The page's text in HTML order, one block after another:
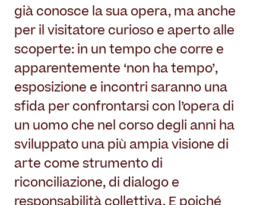
già conosce la sua opera, ma anche
per il visitatore curioso e aperto alle
scoperte: in un tempo che corre e
apparentemente ‘non ha tempo’,
esposizione e incontri saranno una
sfida per confrontarsi con l’opera di
un uomo che nel corso degli anni ha
sviluppato una più ampia visione di
arte come strumento di
riconciliazione, di dialogo e
responsabilità collettiva. E poiché